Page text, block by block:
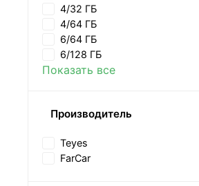
4/32 ГБ
4/64 ГБ
6/64 ГБ
6/128 ГБ
Показать все
Производитель
Teyes
FarCar